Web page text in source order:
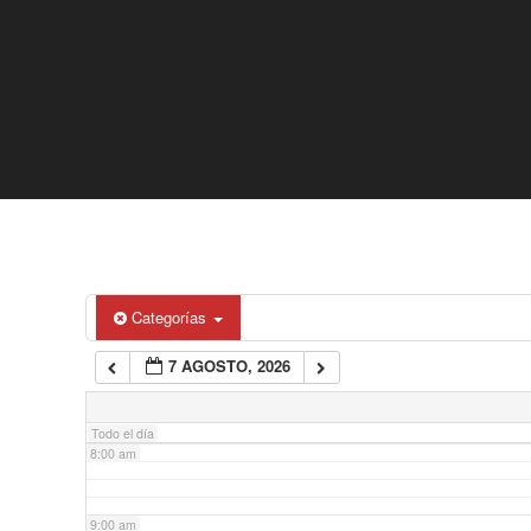
Categorías
7 AGOSTO, 2026
Todo el día
6:00 am
7:00 am
8:00 am
9:00 am